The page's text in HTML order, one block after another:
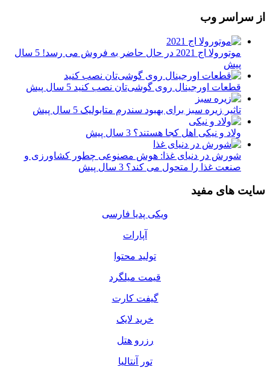
از سراسر وب
موتورولا اج 2021 در حال حاضر به فروش می رسد!
5 سال
پیش
قطعات اورجینال روی گوشی‌تان نصب کنید 5 سال پیش
تاثیر زیره سبز برای بهبود سندرم متابولیک 5 سال پیش
ولاد و نیکی اهل کجا هستند؟ 3 سال پیش
شورش در دنیای غذا: هوش مصنوعی چطور کشاورزی و
صنعت غذا را متحول می کند؟ 3 سال پیش
سایت های مفید
ویکی پدیا فارسی
آپارات
تولید محتوا
قیمت میلگرد
گیفت کارت
خرید لایک
رزرو هتل
تور آنتالیا